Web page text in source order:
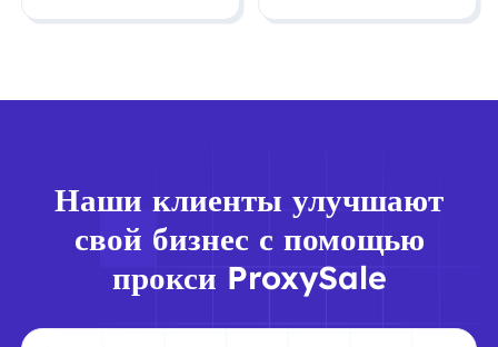
Наши клиенты улучшают
свой бизнес с помощью
прокси ProxySale